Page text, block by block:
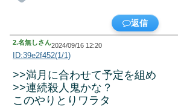
返信
2.名無しさん2024/09/16 12:20
ID:39e2f452(1/1)
>>満月に合わせて予定を組め
>>連続殺人鬼かな？
このやりとりワラタ